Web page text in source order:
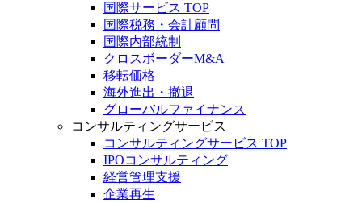
国際サービス TOP
国際税務・会計顧問
国際内部統制
クロスボーダーM&A
移転価格
海外進出・撤退
グローバルファイナンス
コンサルティングサービス
コンサルティングサービス TOP
IPOコンサルティング
経営管理支援
企業再生